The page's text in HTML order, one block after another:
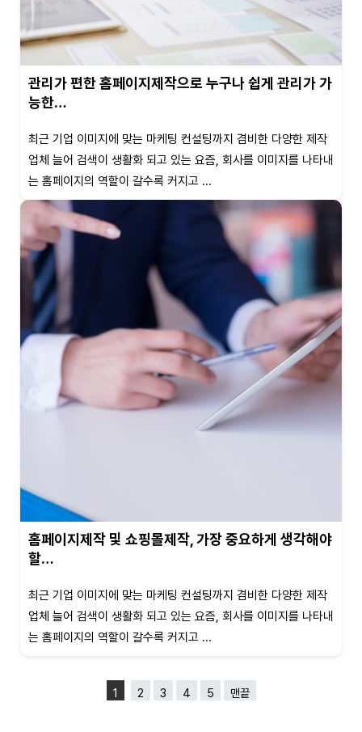
관리가 편한 홈페이지제작으로 누구나 쉽게 관리가 가
능한…
최근 기업 이미지에 맞는 마케팅 컨설팅까지 겸비한 다양한 제작
업체 늘어 검색이 생활화 되고 있는 요즘, 회사를 이미지를 나타내
는 홈페이지의 역할이 갈수록 커지고 ...
홈페이지제작 및 쇼핑몰제작, 가장 중요하게 생각해야
할…
최근 기업 이미지에 맞는 마케팅 컨설팅까지 겸비한 다양한 제작
업체 늘어 검색이 생활화 되고 있는 요즘, 회사를 이미지를 나타내
는 홈페이지의 역할이 갈수록 커지고 ...
1 2 3 4 5 맨끝